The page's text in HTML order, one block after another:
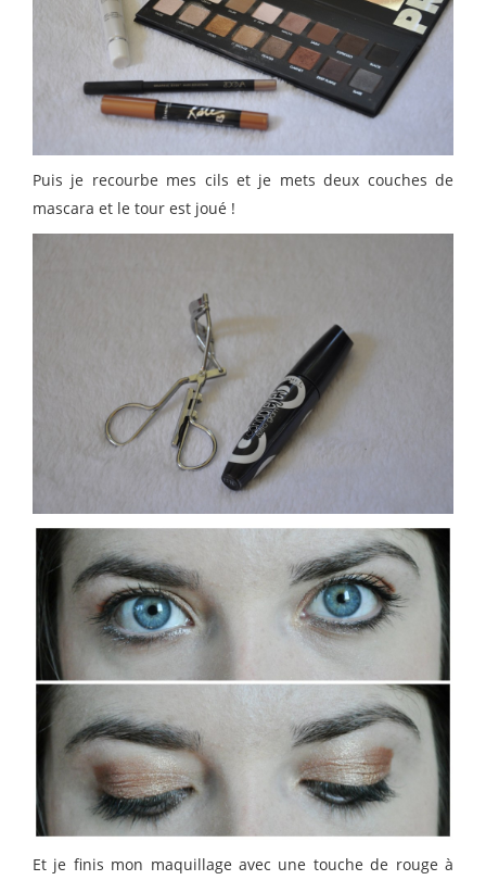
Puis je recourbe mes cils et je mets deux couches de
mascara et le tour est joué !
Et je finis mon maquillage avec une touche de rouge à